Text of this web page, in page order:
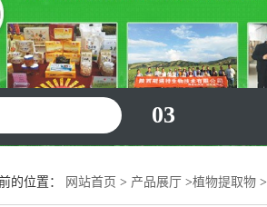
03
的位置： 网站首页 > 产品展厅 >植物提取物 >